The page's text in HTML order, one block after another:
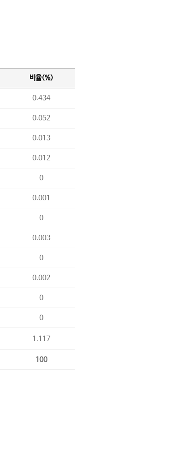
비율(%)
0.434
0.052
0.013
0.012
0
0.001
0
0.003
0
0.002
0
0
1.117
100